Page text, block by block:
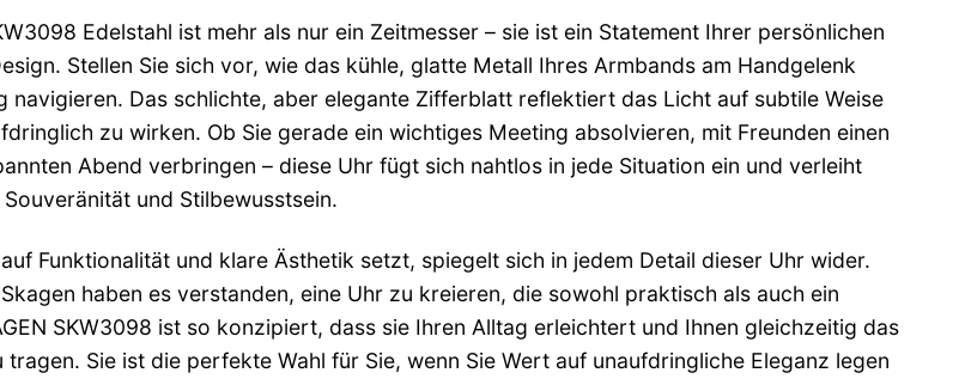
Edelstahl ist mehr als nur ein Zeitmesser – sie ist ein Statement Ihrer persönlichen
Stellen Sie sich vor, wie das kühle, glatte Metall Ihres Armbands am Handgelenk
navigieren. Das schlichte, aber elegante Zifferblatt reflektiert das Licht auf subtile Weise
zu wirken. Ob Sie gerade ein wichtiges Meeting absolvieren, mit Freunden einen
Abend verbringen – diese Uhr fügt sich nahtlos in jede Situation ein und verleiht
und Stilbewusstsein.
Funktionalität und klare Ästhetik setzt, spiegelt sich in jedem Detail dieser Uhr wider.
haben es verstanden, eine Uhr zu kreieren, die sowohl praktisch als auch ein
SKW3098 ist so konzipiert, dass sie Ihren Alltag erleichtert und Ihnen gleichzeitig das
Sie ist die perfekte Wahl für Sie, wenn Sie Wert auf unaufdringliche Eleganz legen